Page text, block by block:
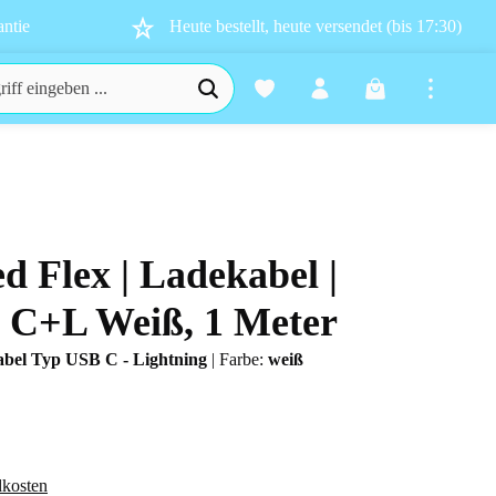
Heute bestellt, heute versendet (bis 17:30)
Warenkorb
0 von 5 Sternen
Flex | Ladekabel |
Weiß, 1 Meter
Typ USB C - Lightning | Farbe: weiß